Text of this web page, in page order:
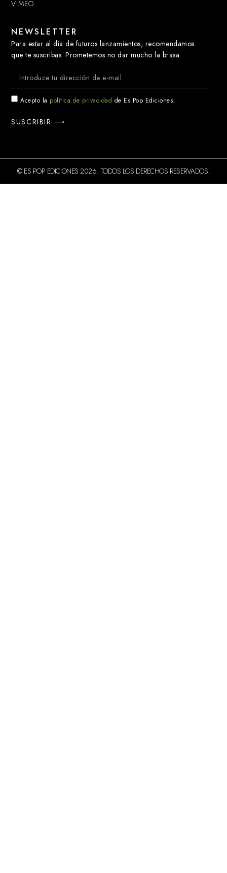
VIMEO
NEWSLETTER
Para estar al día de futuros lanzamientos, recomendamos
que te suscribas. Prometemos no dar mucho la brasa.
Acepto la política de privacidad de Es Pop Ediciones.
SUSCRIBIR ⟶
© ES POP EDICIONES 2026. TODOS LOS DERECHOS RESERVADOS.